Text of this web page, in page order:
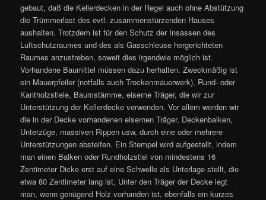
gebaut, daß die Kellerdecken in der Regel auch ohne Abstützung
die Trümmerlast des evtl. zusammenstürzenden Hauses
aushalten. Trotzdem ist für den Schutz der Insassen des
Luftschutzraumes und des als Gasschleuse hergerichteten
Raumes anzustreben, soweit dies irgendwie möglich ist.
Vorhandene Baumittel müssen dazu herhalten. Zweckmäßig ist
ein Mauerpfeiler (notfalls auch Trockenmauerwerk), Rund- oder
Kantholzstiele, Baumstämme, eiserne Träger, die wir zur
Unterstützung der Kellerdecke verwenden. Vor allem werden wir
die in der Decke vorhandenen eisernen Träger, Deckenbalken,
Unterzüge, massiven Rippen usw, durch eine oder mehrere
Unterstützungen absteifen. Ein Stempel wird aufgestellt, indem
man einen Balken oder Rundholzstiel von mindestens 16
Zentimeter Dicke erst auf eine Schwelle als Unterlage stellt, die
etwa 80 Zentimeter lang ist, Unter den Träger der Decke legt
man, wenn genügend Holz vorhanden ist, ebenfalls ein kurzes